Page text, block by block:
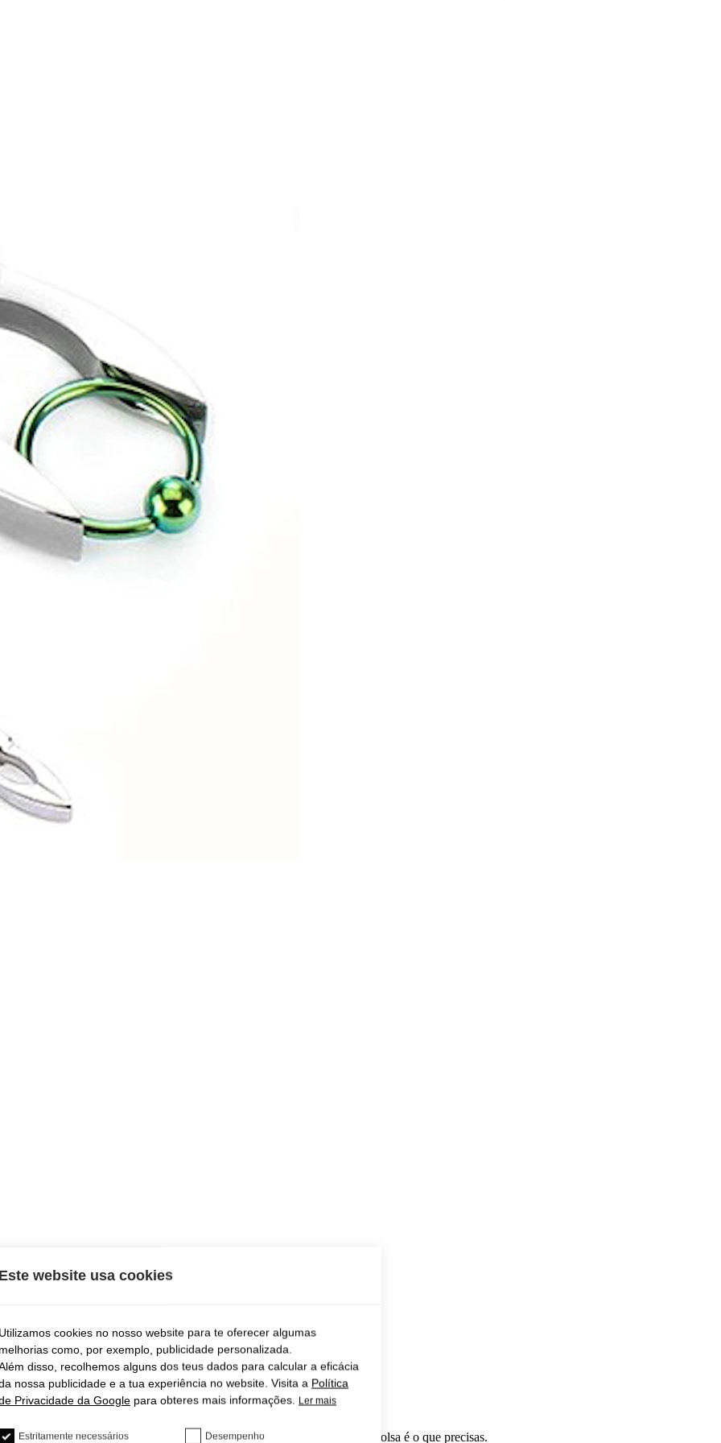
uma ferramenta profissional? Esta fantástica ferramenta para fechar argolsa é o que precisas.
Este website usa cookies
Utilizamos cookies no nosso website para te oferecer algumas
melhorias como, por exemplo, publicidade personalizada.
disso, recolhemos alguns dos teus dados para calcular a eficácia
nossa publicidade e a tua experiência no website. Visita a Política
Privacidade da Google para obteres mais informações. Ler mais
Estritamente necessários Desempenho